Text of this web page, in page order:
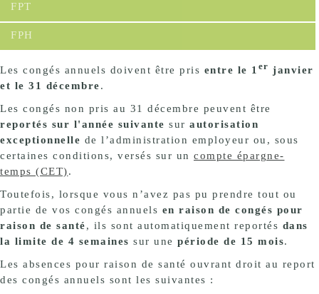
FPT
FPH
Les congés annuels doivent être pris entre le 1 er janvier
et le 31 décembre.
Les congés non pris au 31 décembre peuvent être
reportés sur l'année suivante sur autorisation
exceptionnelle de l’administration employeur ou, sous
certaines conditions, versés sur un compte épargne-
temps (CET).
Toutefois, lorsque vous n’avez pas pu prendre tout ou
partie de vos congés annuels en raison de congés pour
raison de santé, ils sont automatiquement reportés dans
la limite de 4 semaines sur une période de 15 mois.
Les absences pour raison de santé ouvrant droit au report
des congés annuels sont les suivantes :